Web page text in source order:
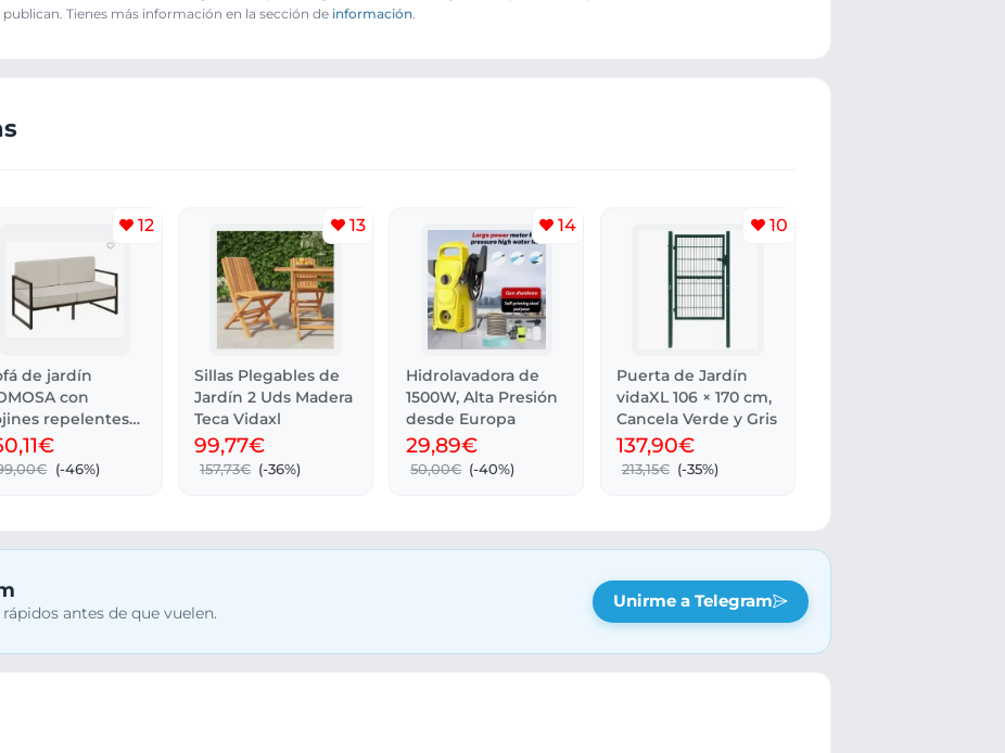
publican. Tienes más información en la sección de información
12
de jardín
con
repelentes
(-46%)
13
Sillas Plegables de
Jardín 2 Uds Madera
Teca Vidaxl
99,77€
157,73€ (-36%)
14
Hidrolavadora de
1500W, Alta Presión
desde Europa
29,89€
50,00€ (-40%)
10
Puerta de Jardín
vidaXL 106 × 170 cm,
Cancela Verde y Gris
137,90€
213,15€ (-35%)
antes de que vuelen.
Unirme a Telegram